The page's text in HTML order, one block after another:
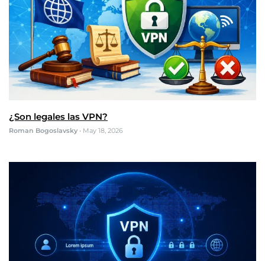
¿Son legales las VPN?
Roman Bogoslavsky • May 18, 2026